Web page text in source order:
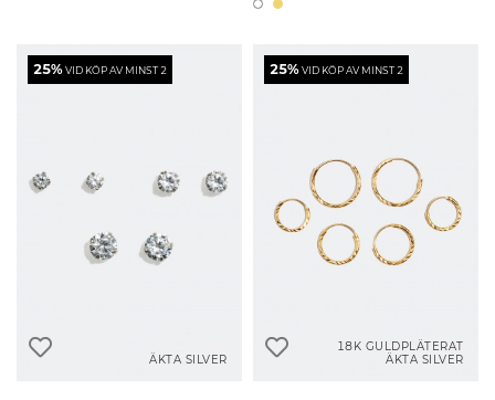
25%VID KÖP AV MINST 2
ÄKTA SILVER
25%VID KÖP AV MINST 2
18K GULDPLÄTERAT
ÄKTA SILVER